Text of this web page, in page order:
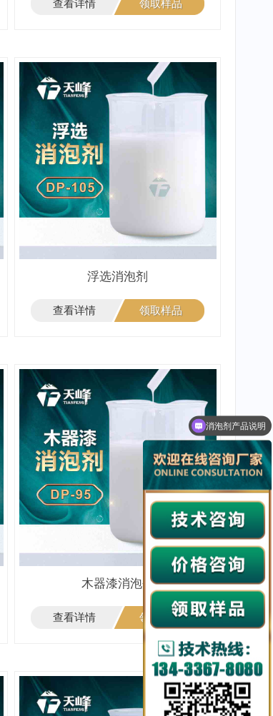
查看详情 领取样品
浮选消泡剂
查看详情 领取样品
木器漆消泡剂
查看详情 领取样品
领取免费样品